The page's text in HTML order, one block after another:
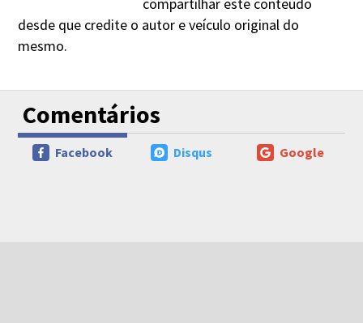
desde que credite o autor e veículo original do
mesmo.
Comentários
Google
Disqus
Facebook